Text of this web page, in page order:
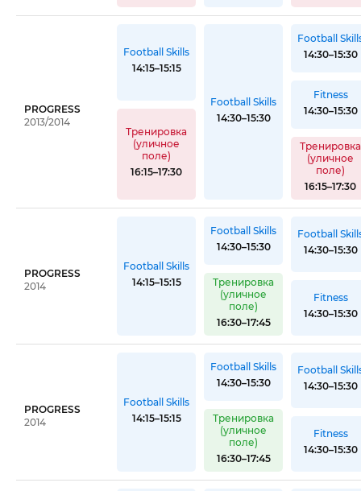
PROGRESS
2013/2014
Football Skills
14:15–15:15
Тренировка
(уличное
поле)
16:15–17:30
Football Skills
14:30–15:30
Football
14:30–15:30
Fitness
14:30–15:30
Тренировка
(уличное
поле)
16:15–17:30
PROGRESS
2014
Football Skills
14:15–15:15
Football Skills
14:30–15:30
Тренировка
(уличное
поле)
16:30–17:45
Football
14:30–15:30
Fitness
14:30–15:30
PROGRESS
2014
Football Skills
14:15–15:15
Football Skills
14:30–15:30
Тренировка
(уличное
поле)
16:30–17:45
Football
14:30–15:30
Fitness
14:30–15:30